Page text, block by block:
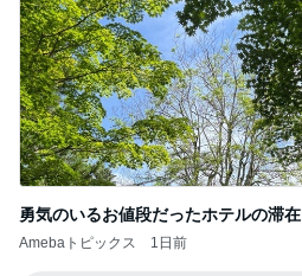
勇気のいるお値段だったホテルの滞在
Amebaトピックス 1日前